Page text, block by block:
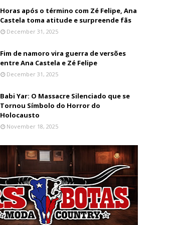
Horas após o término com Zé Felipe, Ana
Castela toma atitude e surpreende fãs
December 31, 2025
Fim de namoro vira guerra de versões
entre Ana Castela e Zé Felipe
December 31, 2025
Babi Yar: O Massacre Silenciado que se
Tornou Símbolo do Horror do
Holocausto
November 18, 2025